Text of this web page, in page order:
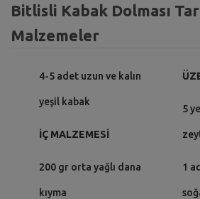
Bitlisli Kabak Dolması
Malzemeler
4-5 adet uzun ve kalın
yeşil kabak
İÇ MALZEMESİ
200 gr orta yağlı dana
kıyma
5
1